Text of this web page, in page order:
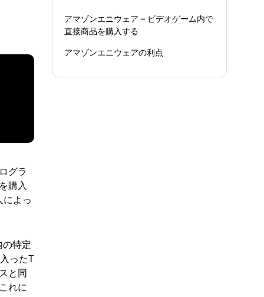
アマゾンエニウェア – ビデオゲーム内で
直接商品を購入する
アマゾンエニウェアの利点
グラ
購入
によっ
の特定
ったT
と同
れに